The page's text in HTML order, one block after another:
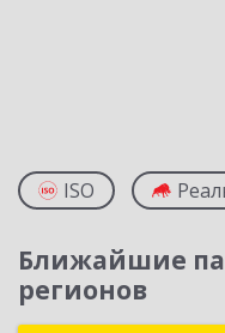
ISO
Ближайшие
регионов